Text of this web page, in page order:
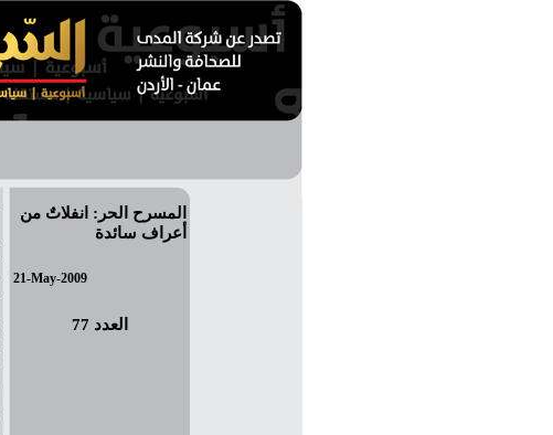
المسرح الحر: انفلاتٌ من
أعراف سائدة
21-May-2009
العدد 77